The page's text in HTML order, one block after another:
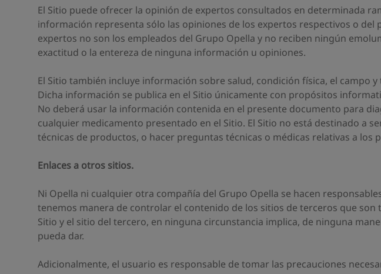
El Sitio puede ofrecer la opinión de expertos consultados en determinada
información representa sólo las opiniones de los expertos respectivos o
expertos no son los empleados del Grupo Opella y no reciben ningún
exactitud o la entereza de ninguna información u opiniones.
El Sitio también incluye información sobre salud, condición física, el campo
Dicha información se publica en el Sitio únicamente con propósitos
No deberá usar la información contenida en el presente documento para
cualquier medicamento presentado en el Sitio. El Sitio no está destinado a
técnicas de productos, o hacer preguntas técnicas o médicas relativas a
Enlaces a otros sitios.
Ni Opella ni cualquier otra compañía del Grupo Opella se hacen
tenemos manera de controlar el contenido de los sitios de terceros que
Sitio y el sitio del tercero, en ninguna circunstancia implica, de ninguna
pueda dar.
Adicionalmente, el usuario es responsable de tomar las precauciones